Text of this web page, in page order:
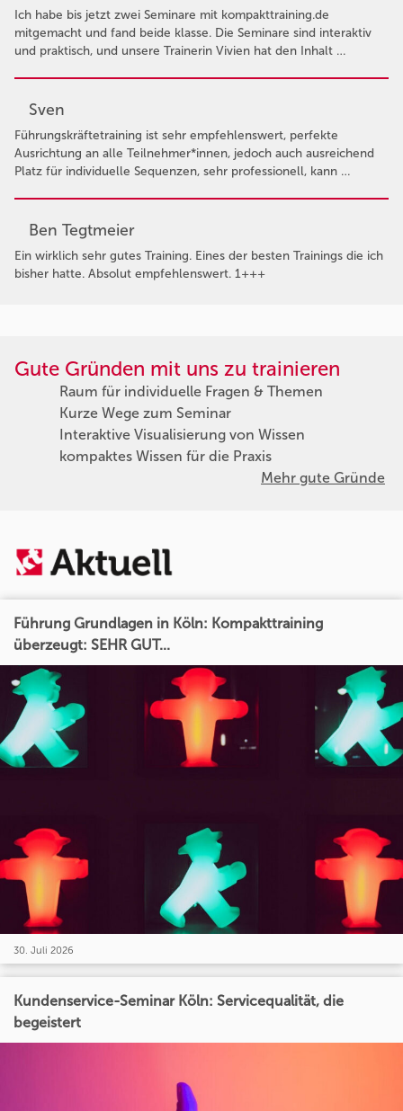
Ich habe bis jetzt zwei Seminare mit kompakttraining.de
mitgemacht und fand beide klasse. Die Seminare sind interaktiv
und praktisch, und unsere Trainerin Vivien hat den Inhalt …
Sven
Führungskräftetraining ist sehr empfehlenswert, perfekte
Ausrichtung an alle Teilnehmer*innen, jedoch auch ausreichend
Platz für individuelle Sequenzen, sehr professionell, kann …
Ben Tegtmeier
Ein wirklich sehr gutes Training. Eines der besten Trainings die ich
bisher hatte. Absolut empfehlenswert. 1+++
Gute Gründen mit uns zu trainieren
Raum für individuelle Fragen & Themen
Kurze Wege zum Seminar
Interaktive Visualisierung von Wissen
kompaktes Wissen für die Praxis
Mehr gute Gründe
Führung Grundlagen in Köln: Kompakttraining
überzeugt: SEHR GUT...
30. Juli 2026
Kundenservice-Seminar Köln: Servicequalität, die
begeistert